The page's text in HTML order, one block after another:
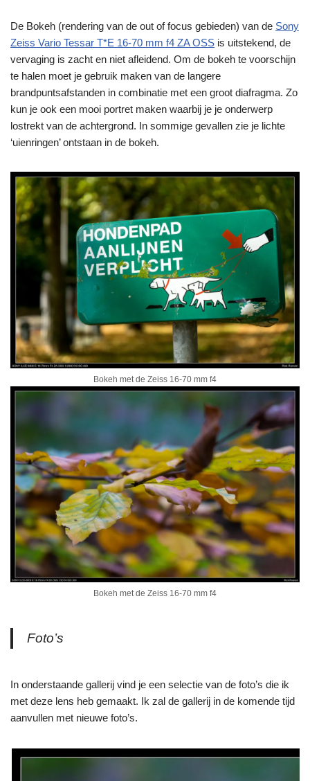
De Bokeh (rendering van de out of focus gebieden) van de Sony
Zeiss Vario Tessar T*E 16-70 mm f4 ZA OSS is uitstekend, de
vervaging is zacht en niet afleidend. Om de bokeh te voorschijn
te halen moet je gebruik maken van de langere
brandpuntsafstanden in combinatie met een groot diafragma. Zo
kun je ook een mooi portret maken waarbij je je onderwerp
lostrekt van de achtergrond. In sommige gevallen zie je lichte
‘uienringen’ ontstaan in de bokeh.
Bokeh met de Zeiss 16-70 mm f4
Bokeh met de Zeiss 16-70 mm f4
Foto’s
In onderstaande gallerij vind je een selectie van de foto’s die ik
met deze lens heb gemaakt. Ik zal de gallerij in de komende tijd
aanvullen met nieuwe foto’s.